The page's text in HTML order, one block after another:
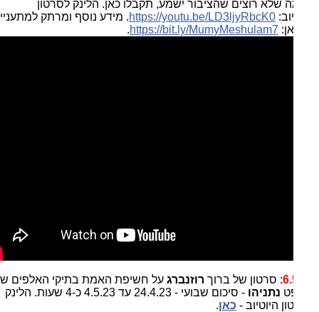
שלא רוצים שהציבור ישמע, תקבלו כאן. הלינק לסרטון
https://youtu.be/LD3ljyRbcK0. מידע נוסף ומרתק למתעניינים
https://bit.ly/MumyMeshulam7
.
: סרטון של ברוך רוזנברגעל חשיפת האמת בתיקי האלפים של
נתניהו
- סיכום שבועי - 24.4.23 עד 4.5.23 כ-4 שעות. הלינק
היוטיוב -כאן .